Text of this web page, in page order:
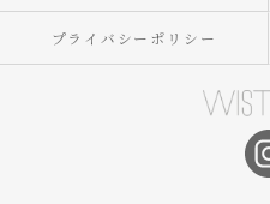
プライバシーポリシー